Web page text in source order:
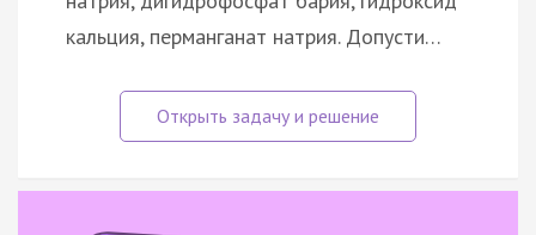
кальция, перманганат натрия. Допусти…